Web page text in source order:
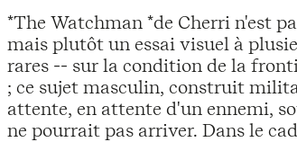
*The Watchman *de Cherri n'est
mais plutôt un essai visuel à
rares -- sur la condition de la
; ce sujet masculin, construit
attente, en attente d'un ennemi,
ne pourrait pas arriver. Dans le